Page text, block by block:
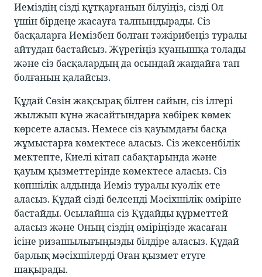
Иеміздің сізді құтқарғанын білуіңіз, сізді Ол
үшін бірдеңе жасауға талпындырады. Сіз
басқаларға Иемізбен болған тәжірибеңіз туралы
айтудан бастайсыз. Жүрегіңіз қуанышқа толады
және сіз басқалардың да осындай жағдайға тап
болғанын қалайсыз.
Құдай Сөзін жақсырақ білген сайын, сіз ілгері
жылжып күнә жасайтындарға көбірек көмек
көрсете аласыз. Немесе сіз қауымдағы басқа
жұмыстарға көмектесе аласыз. Сіз жексенбілік
мектепте, Киелі кітап сабақтарында және
қауым қызметтерінде көмектесе аласыз. Сіз
көпшілік алдында Иеміз туралы куәлік ете
аласыз. Құдай сізді белсенді Мәсіхшілік өміріне
бастайды. Осылайша сіз Құдайды құрметтей
аласыз және Оның сіздің өміріңізде жасаған
ісіне ризашылығыңызды білдіре аласыз. Құдай
барлық мәсіхшілерді Оған қызмет етуге
шақырады.